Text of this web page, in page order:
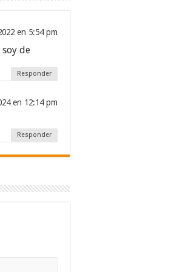
en 5:54 pm
soy de
Responder
en 12:14 pm
Responder